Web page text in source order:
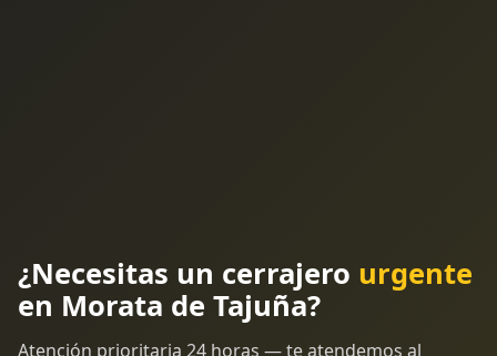
¿Necesitas un cerrajero urgente
en Morata de Tajuña?
Atención prioritaria 24 horas — te atendemos al